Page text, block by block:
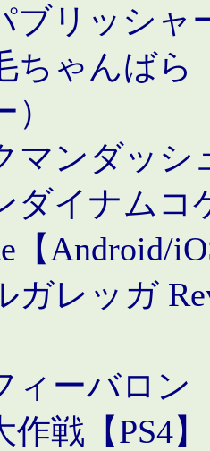
ブリッシャ
ちゃんばら
マンダッシ
ダイナムコ
【Android/
ガレッガ
ィーバロン
作戦【PS4